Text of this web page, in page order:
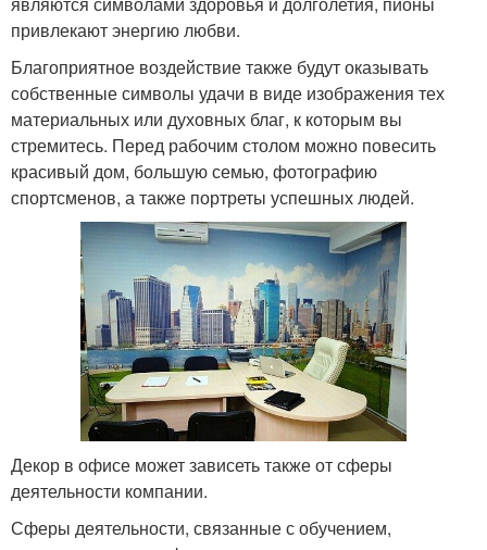
привлекают энергию любви.
Благоприятное воздействие также будут оказывать
собственные символы удачи в виде изображения тех
материальных или духовных благ, к которым вы
стремитесь. Перед рабочим столом можно повесить
красивый дом, большую семью, фотографию
спортсменов, а также портреты успешных людей.
Декор в офисе может зависеть также от сферы
деятельности компании.
Сферы деятельности, связанные с обучением,